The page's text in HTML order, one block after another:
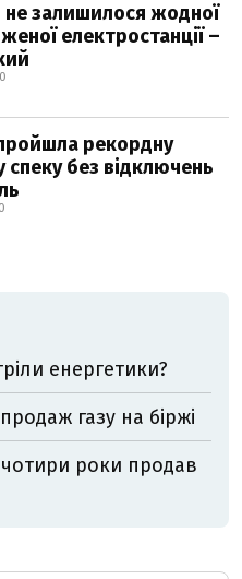
не залишилося жодної
електростанції –
рекордну
спеку без відключень
енергетики?
газу на біржі
роки продав